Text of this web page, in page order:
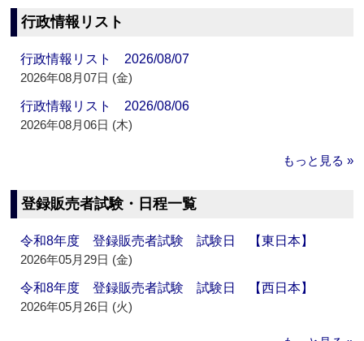
行政情報リスト
行政情報リスト 2026/08/07
2026年08月07日 (金)
行政情報リスト 2026/08/06
2026年08月06日 (木)
もっと見る »
登録販売者試験・日程一覧
令和8年度 登録販売者試験 試験日 【東日本】
2026年05月29日 (金)
令和8年度 登録販売者試験 試験日 【西日本】
2026年05月26日 (火)